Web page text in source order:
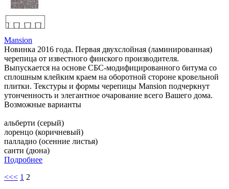
Mansion
Новинка 2016 года. Первая двухслойная (ламинированная)
черепица от известного финского производителя.
Выпускается на основе СБС-модифицированного битума со
сплошным клейким краем на оборотной стороне кровельной
плитки. Текстуры и формы черепицы Mansion подчеркнут
утонченность и элегантное очарование всего Вашего дома.
Возможные варианты
альберти (серый)
лоренцо (коричневый)
палладио (осенние листья)
санти (дюна)
Подробнее
<<< 1 2